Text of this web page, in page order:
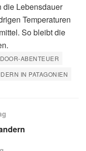
Lebensdauer
Temperaturen
So bleibt die
ABENTEUER
IN PATAGONIEN